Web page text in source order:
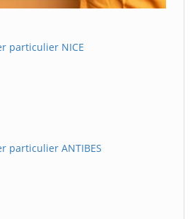
particulier NICE
particulier ANTIBES